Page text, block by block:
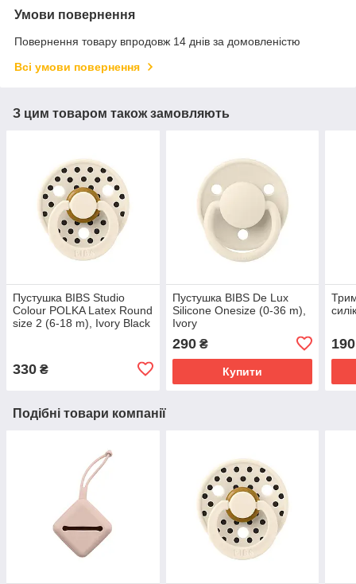
Умови повернення
Повернення товару впродовж 14 днів за домовленістю
Всі умови повернення
З цим товаром також замовляють
Пустушка BIBS Studio
Colour POLKA Latex Round
size 2 (6-18 m), Ivory Black
330 ₴
Пустушка BIBS De Lux
Silicone Onesize (0-36 m),
Ivory
290₴
Купити
190
Подібні товари компанії